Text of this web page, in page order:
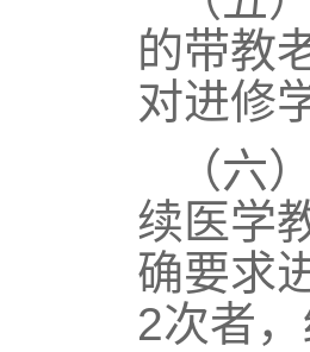
的带教
对进修
（六
续医学
确要求
2次者